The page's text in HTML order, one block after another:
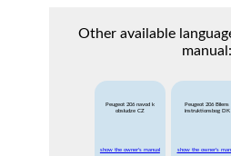
Other available
manual:
Peugeot 206 navod k
obsludze CZ
show the owner's manual
Peugeot 206 Bilens
instruktionsbog DK
show the owner's